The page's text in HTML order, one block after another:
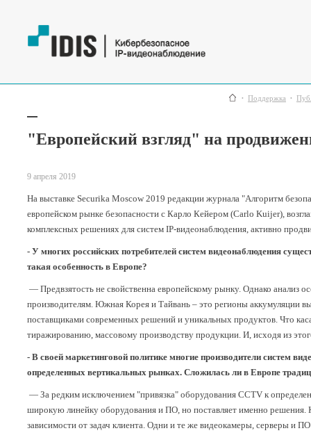
Поддержка
"Европейский взгляд" на
9 апреля 2019
На выставке Securika Moscow 2019 редакции журнала "Алгоритм
европейском рынке безопасности с Карло Кейером (Carlo Kuijer),
комплексных решениях для систем IP-видеонаблюдения, активно
- У многих российских потребителей систем видеонаблюдения
такая особенность в Европе?
— Предвзятость не свойственна европейскому рынку. Однако анализ
производителям. Южная Корея и Тайвань – это регионы аккумуляции
поставщиками современных решений и уникальных продуктов. Что
тиражированию, массовому производству продукции. И, исходя из
- В своей маркетинговой политике многие производители систем
определенных вертикальных рынках. Сложилась ли в Европе
— За редким исключением "привязка" оборудования CCTV к
широкую линейку оборудования и ПО, но поставляет именно
зависимости от задач клиента. Одни и те же видеокамеры, серверы и